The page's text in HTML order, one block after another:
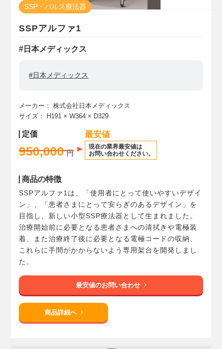
SSP・パルス療法器
SSPアルファ1
#日本メディックス
#日本メディックス
メーカー：
株式会社日本メディックス
サイズ：
H191 × W364 × D329
定価
950,000 円
最安値
現在の業界最安値は
お問い合わせください。
商品の特徴
SSPアルファ1は、「使用者にとって使いやすいデザイ
ン」、「患者さまにとって安らぎのあるデザイン」を
目指し、新しい小型SSP療法器として生まれました。
治療開始前に必要となる患者さまへの清拭きや電極装
着、また治療終了後に必要となる電極コードの収納、
これらに手間がかからないよう専用架台を開発しまし
た。
最安値のお問い合わせ
商品詳細へ